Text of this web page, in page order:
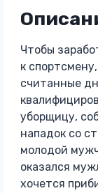
Чтобы
к
считанные
уборщицу,
нападок со
молодой
оказался
хочется